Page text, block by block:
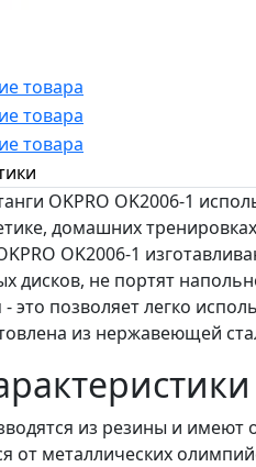
OKPRO OK2006-1
домашних
OK2006-1
дисков, не портят
это позволяет легко
из нержавеющей
из резины и имеют
от металлических